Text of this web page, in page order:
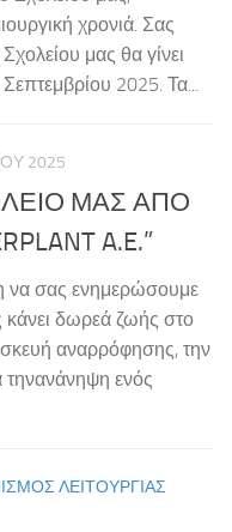
χρονιά. Σας
μας θα γίνει
2025. Τα...
2025
ΜΑΣ ΑΠΟ
A.E.”
να σας ενημερώσουμε
κάνει δωρεά ζωής στο
αναρρόφησης, την
τηνανάνηψη ενός
ΛΕΙΤΟΥΡΓΊΑΣ